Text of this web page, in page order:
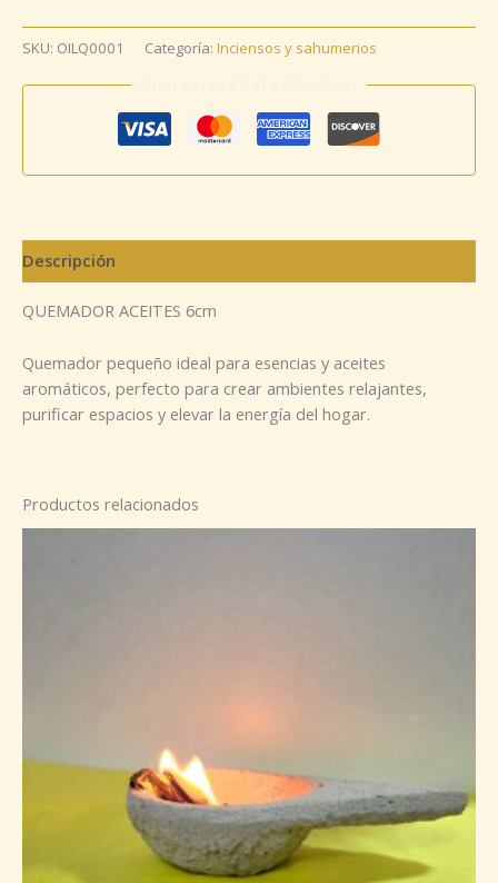
SKU: OILQ0001 Categoría: Inciensos y sahumerios
Descripción
QUEMADOR ACEITES 6cm
Quemador pequeño ideal para esencias y aceites
aromáticos, perfecto para crear ambientes relajantes,
purificar espacios y elevar la energía del hogar.
Productos relacionados